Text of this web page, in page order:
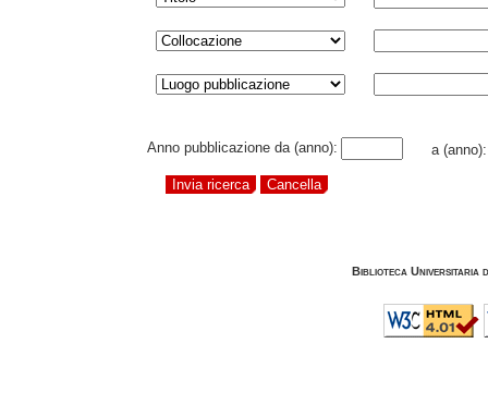
Anno pubblicazione da (anno): a
Biblioteca Universitaria